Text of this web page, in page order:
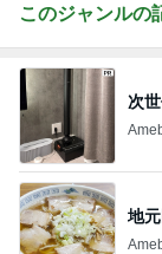
このジャンルの
次
地